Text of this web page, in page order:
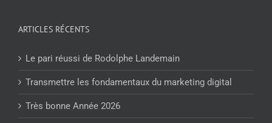
ARTICLES RÉCENTS
Le pari réussi de Rodolphe Landemain
Transmettre les fondamentaux du marketing digital
Très bonne Année 2026